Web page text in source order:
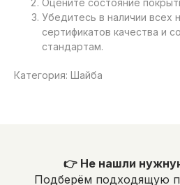
Оцените состояние
Убедитесь в наличии всех
сертификатов качества и
стандартам.
Категория: Шайба
👉 Не нашли
Подберём подходящую